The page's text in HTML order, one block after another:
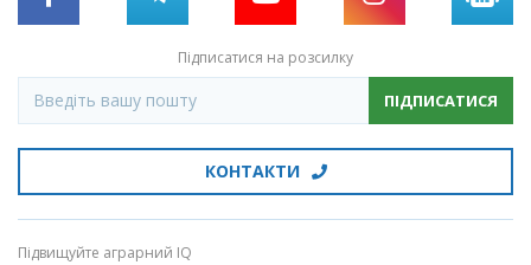
Підписатися на розсилку
ПІДПИСАТИСЯ
КОНТАКТИ
Підвищуйте аграрний IQ